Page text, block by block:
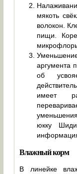
мякоть
волокон.
пищи.
аргумента
об
имеет
юкку
информация
Влажный корм
В линейке